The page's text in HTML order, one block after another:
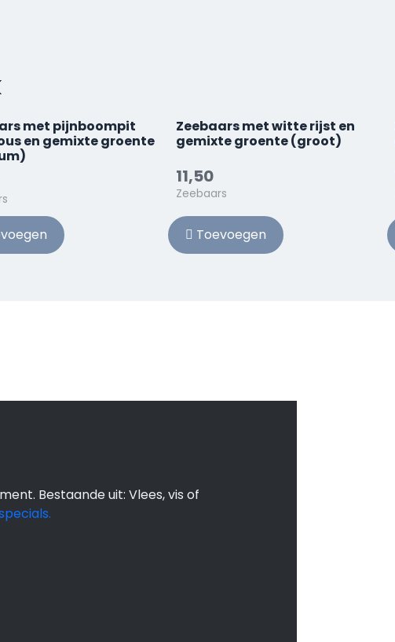
met pijnboompit
en gemixte groente
Zeebaars met witte rijst en
gemixte groente (groot)
11,50
Zeebaars
Toevoegen
doen de boodschappen koken
Bestaande uit: Vlees, vis of